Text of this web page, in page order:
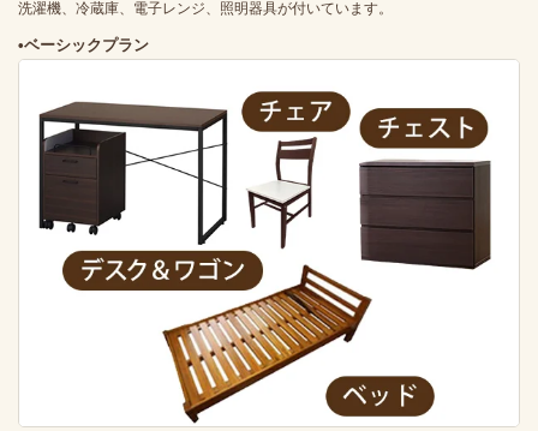
洗濯機、冷蔵庫、電子レンジ、照明器具が付いています。
•ベーシックプラン